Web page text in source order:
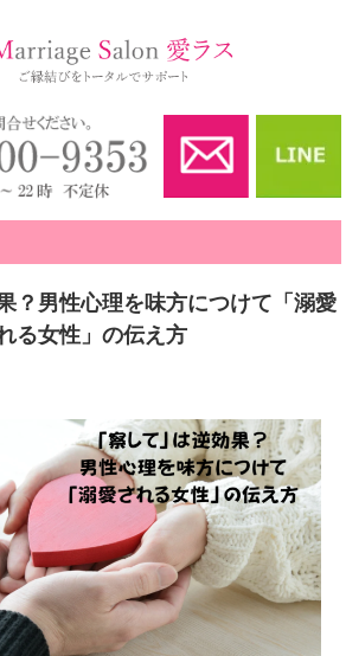
？男性心理を味方につけて「溺愛
る女性」の伝え方